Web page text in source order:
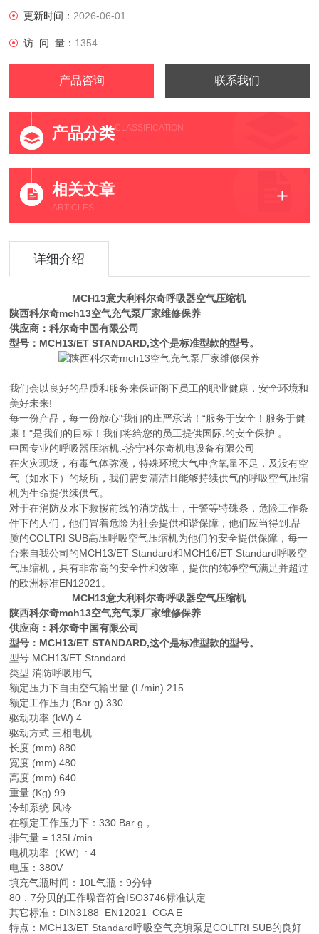
更新时间： 2026-06-01
访 问 量： 1354
产品咨询 联系我们
产品分类CLASSIFICATION
相关文章
ARTICLES
详细介绍
MCH13意大利科尔奇呼吸器空气压缩机
陕西科尔奇mch13空气充气泵厂家维修保养
供应商：科尔奇中国有限公司
型号：MCH13/ET STANDARD,这个是标准型款的型号。
我们会以良好的品质和服务来保证阁下员工的职业健康，安全环境和
美好未来!
每一份产品，每一份放心"我们的庄严承诺！“服务于安全！服务于健
康！"是我们的目标！我们将给您的员工提供国际.的安全保护 。
中国专业的呼吸器压缩机.-济宁科尔奇机电设备有限公司
在火灾现场，有毒气体弥漫，特殊环境大气中含氧量不足，及没有空
气（如水下）的场所，我们需要清洁且能够持续供气的呼吸空气压缩
机为生命提供续供气。
对于在消防及水下救援前线的消防战士，干警等特殊条，危险工作条
件下的人们，他们冒着危险为社会提供和谐保障，他们应当得到.品
质的COLTRI SUB高压呼吸空气压缩机为他们的安全提供保障，每一
台来自我公司的MCH13/ET Standard和MCH16/ET Standard呼吸空
气压缩机，具有非常高的安全性和效率，提供的纯净空气满足并超过
的欧洲标准EN12021。
MCH13意大利科尔奇呼吸器空气压缩机
陕西科尔奇mch13空气充气泵厂家维修保养
供应商：科尔奇中国有限公司
型号：MCH13/ET STANDARD,这个是标准型款的型号。
型号 MCH13/ET Standard
类型 消防呼吸用气
额定压力下自由空气输出量 (L/min) 215
额定工作压力 (Bar g) 330
驱动功率 (kW) 4
驱动方式 三相电机
长度 (mm) 880
宽度 (mm) 480
高度 (mm) 640
重量 (Kg) 99
冷却系统 风冷
在额定工作压力下：330 Bar g，
排气量 = 135L/min
电机功率（KW）: 4
电压：380V
填充气瓶时间：10L气瓶：9分钟
80．7分贝的工作噪音符合ISO3746标准认定
其它标准：DIN3188 EN12021 CGA E
特点：MCH13/ET Standard呼吸空气充填泵是COLTRI SUB的良好